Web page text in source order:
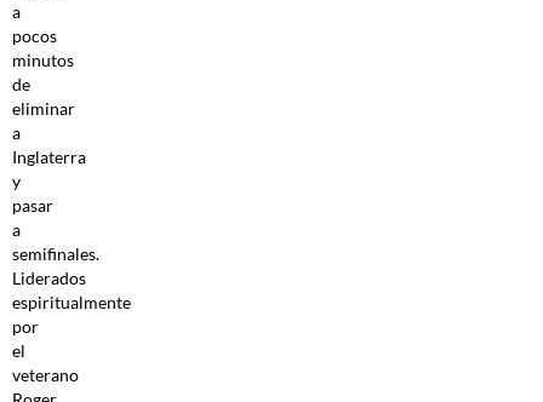
a
pocos
minutos
de
eliminar
a
Inglaterra
y
pasar
a
semifinales.
Liderados
espiritualmente
por
el
veterano